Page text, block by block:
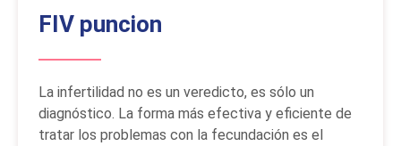
FIV puncion
La infertilidad no es un veredicto, es sólo un
diagnóstico. La forma más efectiva y eficiente de
tratar los problemas con la fecundación es el